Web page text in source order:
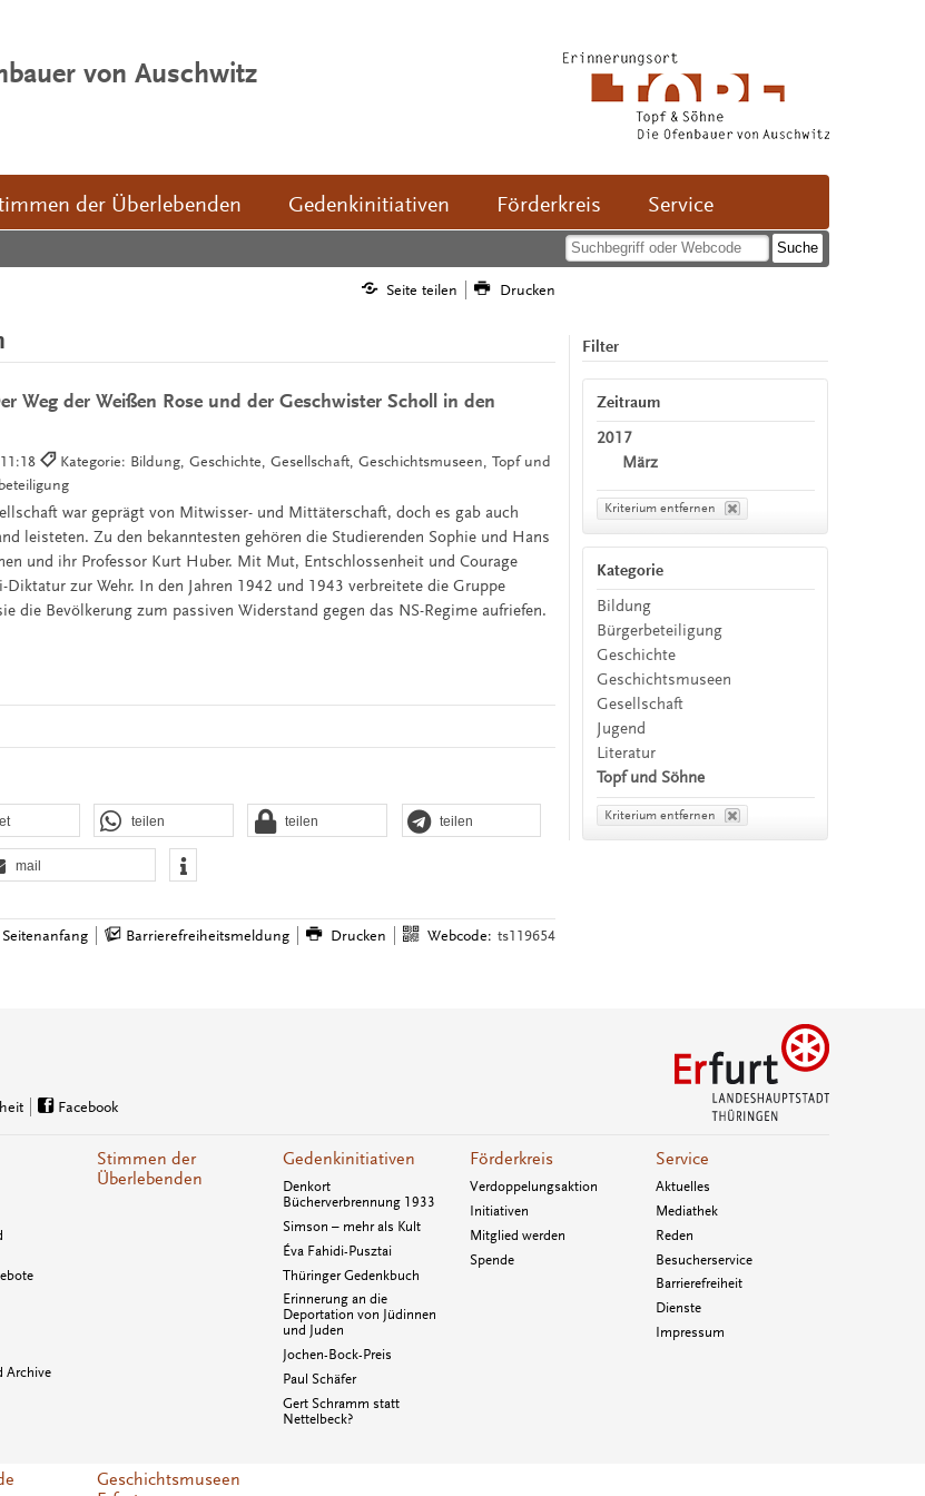
von Auschwitz
der Überlebenden Gedenkinitiativen Förderkreis Service
Seite teilen Drucken
Weg der Weißen Rose und der Geschwister Scholl in den
Kategorie: Bildung, Geschichte, Gesellschaft, Geschichtsmuseen, Topf und
war geprägt von Mitwisser- und Mittäterschaft, doch es gab auch
leisteten. Zu den bekanntesten gehören die Studierenden Sophie und Hans
und ihr Professor Kurt Huber. Mit Mut, Entschlossenheit und Courage
zur Wehr. In den Jahren 1942 und 1943 verbreitete die Gruppe
die Bevölkerung zum passiven Widerstand gegen das NS-Regime aufriefen.
teilen teilen teilen
mail
Barrierefreiheitsmeldung Drucken Webcode: ts119654
Filter
Zeitraum
2017
März
Kriterium entfernen
Kategorie
Bildung
Bürgerbeteiligung
Geschichte
Geschichtsmuseen
Gesellschaft
Jugend
Literatur
Topf und Söhne
Kriterium entfernen
Facebook
Archive
Stimmen der
Überlebenden
Gedenkinitiativen
Denkort
Bücherverbrennung 1933
Simson – mehr als Kult
Éva Fahidi-Pusztai
Thüringer Gedenkbuch
Erinnerung an die
Deportation von Jüdinnen
und Juden
Jochen-Bock-Preis
Paul Schäfer
Gert Schramm statt
Nettelbeck?
Förderkreis
Verdoppelungsaktion
Initiativen
Mitglied werden
Spende
Service
Aktuelles
Mediathek
Reden
Besucherservice
Barrierefreiheit
Dienste
Impressum
Geschichtsmuseen